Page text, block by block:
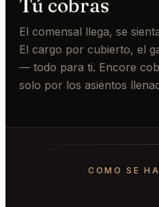
Tú cobras
El comensal llega, se
El cargo por cubierto, el
— todo para ti. Encore
solo por los asientos
COMO SE